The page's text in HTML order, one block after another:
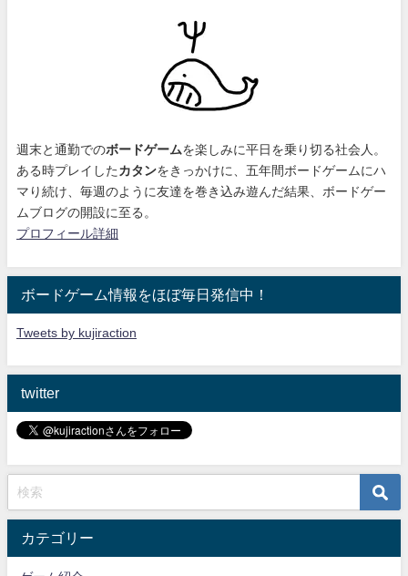
週末と通勤でのボードゲームを楽しみに平日を乗り切る社会人。
ある時プレイした カタンをきっかけに、 五年間ボードゲームにハ
マり続け 、毎週のように友達を巻き込み遊んだ結果、ボードゲー
ムブログの開設に至る。
プロフィール詳細
ボードゲーム情報をほぼ毎日発信中！
Tweets by kujiraction
twitter
カテゴリー